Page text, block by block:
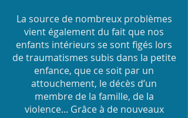
La source de nombreux problèmes
vient également du fait que nos
enfants intérieurs se sont figés lors
de traumatismes subis dans la petite
enfance, que ce soit par un
attouchement, le décès d’un
membre de la famille, de la
violence... Grâce à de nouveaux